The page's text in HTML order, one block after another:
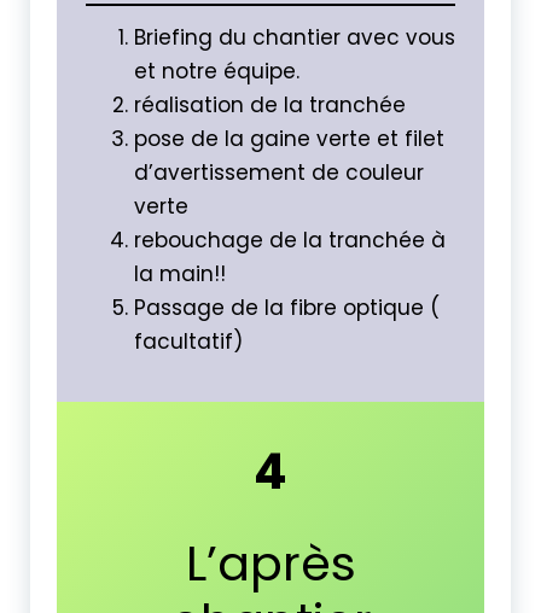
Briefing du chantier avec vous
et notre équipe.
réalisation de la tranchée
pose de la gaine verte et filet
d’avertissement de couleur
verte
rebouchage de la tranchée à
la main!!
Passage de la fibre optique (
facultatif)
4
L’après